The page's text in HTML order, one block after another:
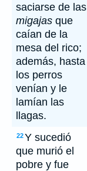
saciarse de las
migajas que
caían de la
mesa del rico;
además, hasta
los perros
venían y le
lamían las
llagas.
22Y sucedió
que murió el
pobre y fue